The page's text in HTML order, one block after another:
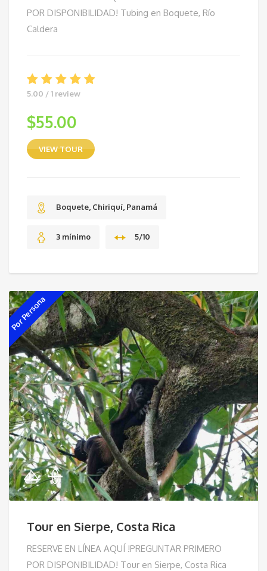
POR DISPONIBILIDAD! Tubing en Boquete, Río
Caldera
5.00 / 1 review
$55.00
VIEW TOUR
Boquete, Chiriquí, Panamá
3 mínimo 5/10
Por Persona
Tour en Sierpe, Costa Rica
RESERVE EN LÍNEA AQUÍ !PREGUNTAR PRIMERO
POR DISPONIBILIDAD! Tour en Sierpe, Costa Rica